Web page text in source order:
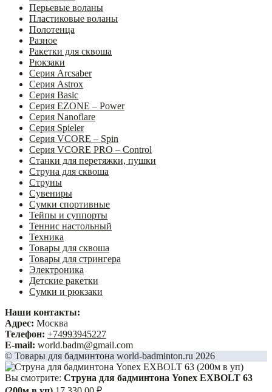
Перьевые воланы
Пластиковые воланы
Полотенца
Разное
Ракетки для сквоша
Рюкзаки
Серия Arcsaber
Серия Astrox
Серия Basic
Серия EZONE – Power
Серия Nanoflare
Серия Spieler
Серия VCORE – Spin
Серия VCORE PRO – Control
Станки для перетяжки, пушки
Струна для сквоша
Струны
Сувениры
Сумки спортивные
Тейпы и суппорты
Теннис настольный
Техника
Товары для сквоша
Товары для стрингера
Электроника
Детские ракетки
Сумки и рюкзаки
Наши контакты:
Адрес: Москва
Телефон: +74993945227
E-mail: world.badm@gmail.com
© Товары для бадминтона world-badminton.ru 2026
Вы смотрите: Струна для бадминтона Yonex EXBOLT 63